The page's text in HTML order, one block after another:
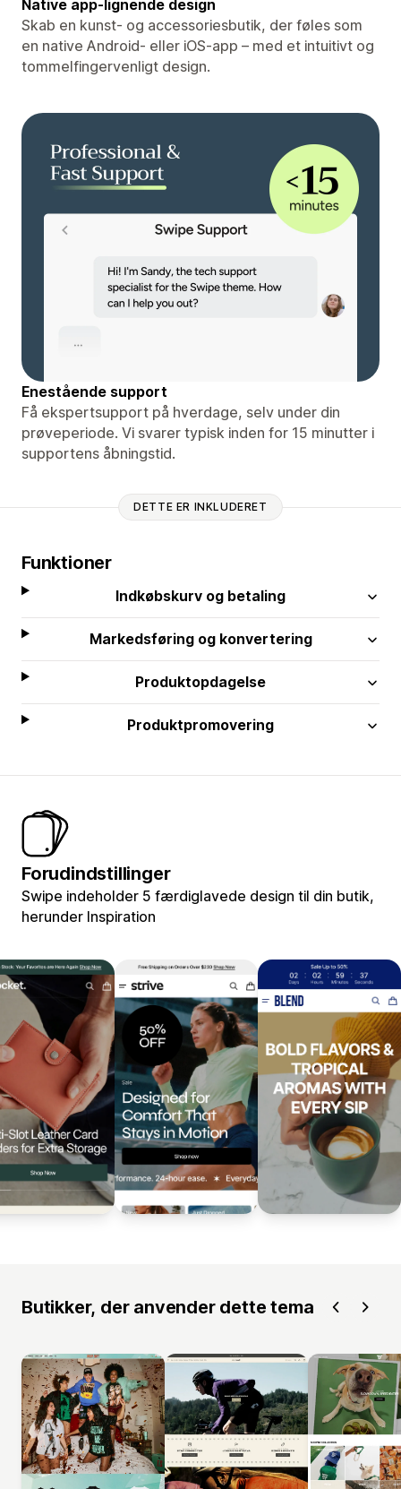
Native app-lignende design
Skab en kunst- og accessoriesbutik, der føles som
en native Android- eller iOS-app – med et intuitivt og
tommelfingervenligt design.
Enestående support
Få ekspertsupport på hverdage, selv under din
prøveperiode. Vi svarer typisk inden for 15 minutter i
supportens åbningstid.
DETTE ER INKLUDERET
Funktioner
Indkøbskurv og betaling
Markedsføring og konvertering
Produktopdagelse
Produktpromovering
Forudindstillinger
Swipe indeholder 5 færdiglavede design til din butik,
herunder Inspiration
Butikker, der anvender dette tema